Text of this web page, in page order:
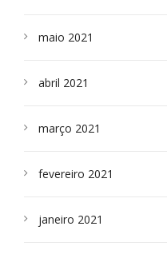
maio 2021
abril 2021
março 2021
fevereiro 2021
janeiro 2021